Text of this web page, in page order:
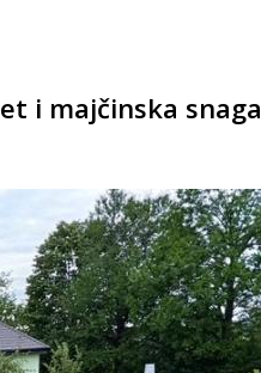
i majčinska snaga